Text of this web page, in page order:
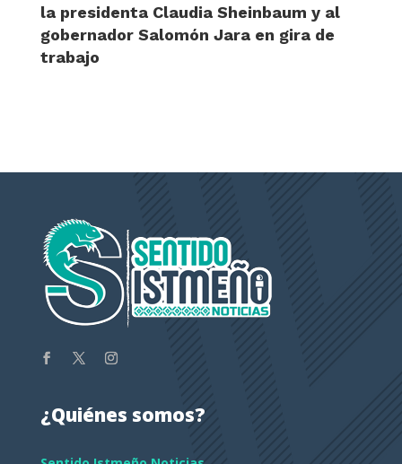
la presidenta Claudia Sheinbaum y al
gobernador Salomón Jara en gira de
trabajo
¿Quiénes somos?